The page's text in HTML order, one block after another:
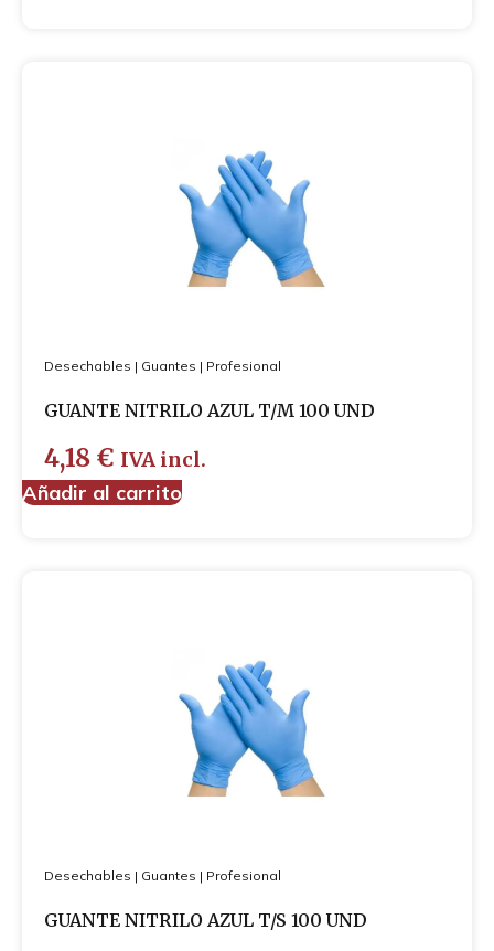
Desechables | Guantes | Profesional
GUANTE NITRILO AZUL T/M 100 UND
4,18 € IVA incl.
Añadir al carrito
Desechables | Guantes | Profesional
GUANTE NITRILO AZUL T/S 100 UND